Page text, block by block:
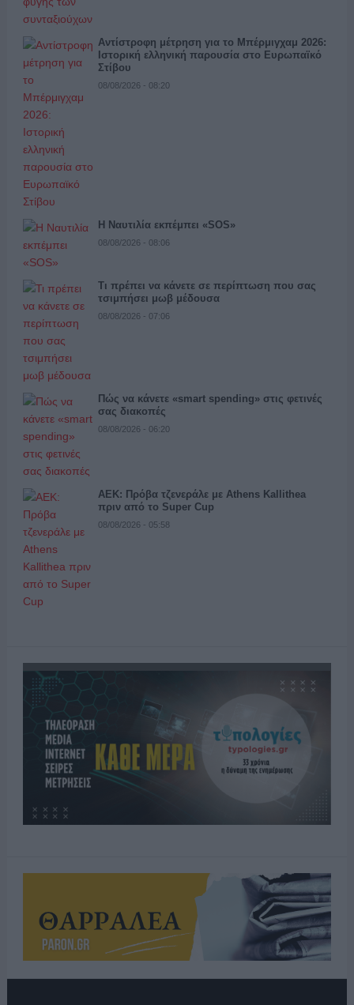
Αντίστροφη μέτρηση για το Μπέρμιγχαμ 2026:
Ιστορική ελληνική παρουσία στο Ευρωπαϊκό
Στίβου
08/08/2026 - 08:20
Η Ναυτιλία εκπέμπει «SOS»
08/08/2026 - 08:06
Τι πρέπει να κάνετε σε περίπτωση που σας
τσιμπήσει μωβ μέδουσα
08/08/2026 - 07:06
Πώς να κάνετε «smart spending» στις φετινές
σας διακοπές
08/08/2026 - 06:20
ΑΕΚ: Πρόβα τζενεράλε με Athens Kallithea
πριν από το Super Cup
08/08/2026 - 05:58